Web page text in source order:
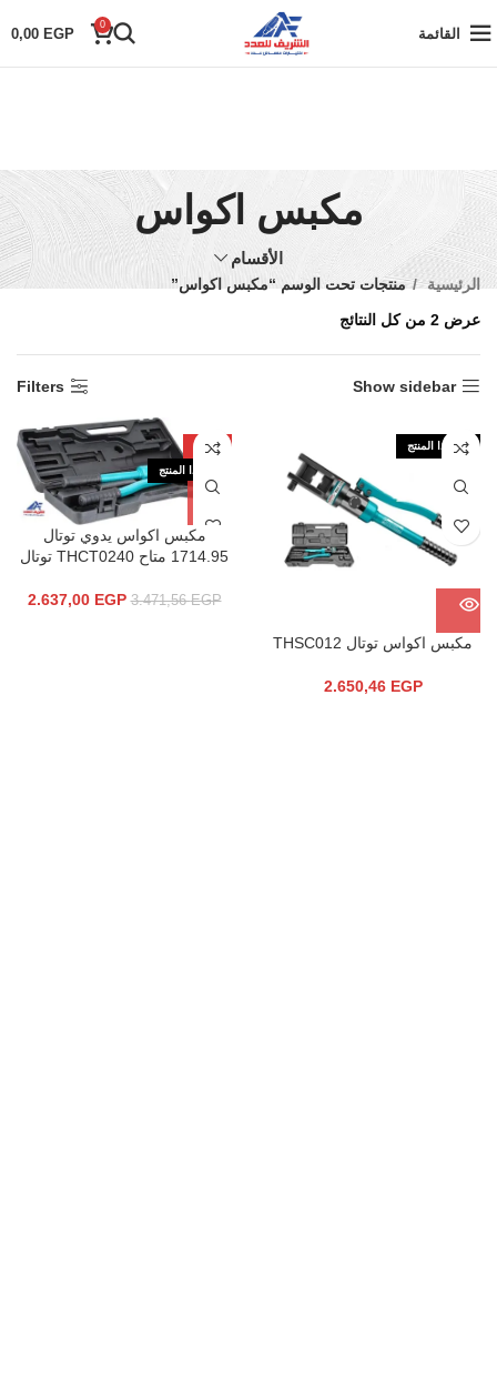
القائمة
0
0,00 EGP
مكبس اكواس
الأقسام
الرئيسية
منتجات تحت الوسم “مكبس اكواس”
عرض ⁦2⁩ من كل النتائج
Show sidebar
Filters
نفذ هذا المنتج
مكبس اكواس توتال THSC012
2.650,46 EGP
-24%
نفذ هذا المنتج
مكبس اكواس يدوي توتال
1714.95 متاح THCT0240 توتال
3.471,56EGP
2.637,00 EGP